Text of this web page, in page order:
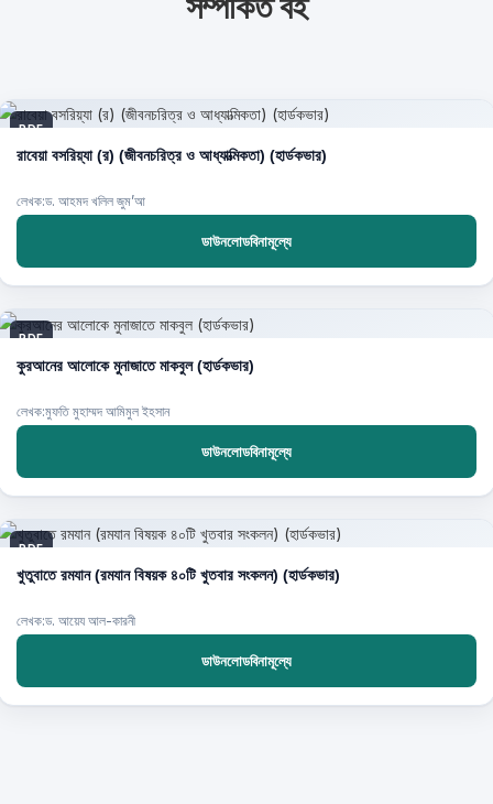
PDF
রাবেয়া বসরিয়্যা (র) (জীবনচরিত্র ও আধ্যাত্মিকতা) (হার্ডকভার)
লেখক:ড. আহমদ খলিল জুম’আ
ডাউনলোডবিনামূল্যে
PDF
কুরআনের আলোকে মুনাজাতে মাকবুল (হার্ডকভার)
লেখক:মুফতি মুহাম্মদ আমিমুল ইহসান
ডাউনলোডবিনামূল্যে
PDF
খুতুবাতে রমযান (রমযান বিষয়ক ৪০টি খুতবার সংকলন) (হার্ডকভার)
লেখক:ড. আয়েয আল-কারনী
ডাউনলোডবিনামূল্যে